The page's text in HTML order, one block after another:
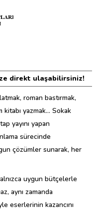
direkt ulaşabilirsiniz!
roman bastırmak,
kitabı yazmak… Sokak
yayını yapan
sürecinde
çözümler sunarak, her
uygun bütçelerle
aynı zamanda
eserlerinin kazancını